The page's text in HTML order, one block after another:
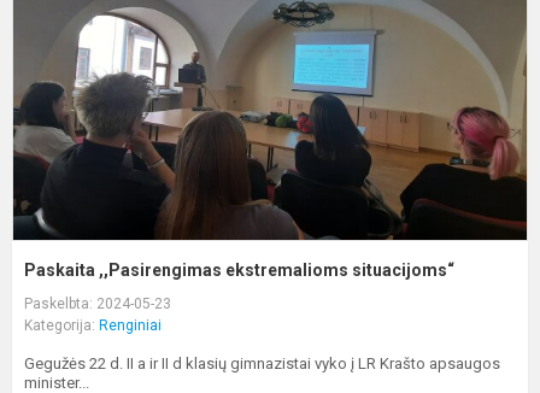
Paskaita ,,Pasirengimas ekstremalioms situacijoms“
Paskelbta: 2024-05-23
Kategorija: Renginiai
Gegužės 22 d. II a ir II d klasių gimnazistai vyko į LR Krašto apsaugos
minister...